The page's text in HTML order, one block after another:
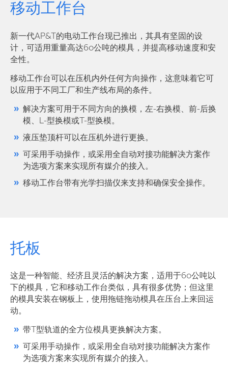
移动工作台
新一代AP&T的电动工作台现已推出，其具有坚固的设
计，可适用重量高达60公吨的模具，并提高移动速度和安
全性。
移动工作台可以在压机内外任何方向操作，这意味着它可
以应用于不同工厂和生产线布局的条件。
解决方案可用于不同方向的换模，左-右换模、前-后换
模、L-型换模或T-型换模。
液压垫顶杆可以在压机外进行更换。
可采用手动操作，或采用全自动对接功能解决方案作
为选项方案来实现所有媒介的接入。
移动工作台带有光学扫描仪来支持和确保安全操作。
托板
这是一种智能、经济且灵活的解决方案，适用于60公吨以
下的模具，它和移动工作台类似，具有很多优势；但这里
的模具安装在钢板上，使用拖链拖动模具在压台上来回运
动。
带T型轨道的全方位模具更换解决方案。
可采用手动操作，或采用全自动对接功能解决方案作
为选项方案来实现所有媒介的接入。